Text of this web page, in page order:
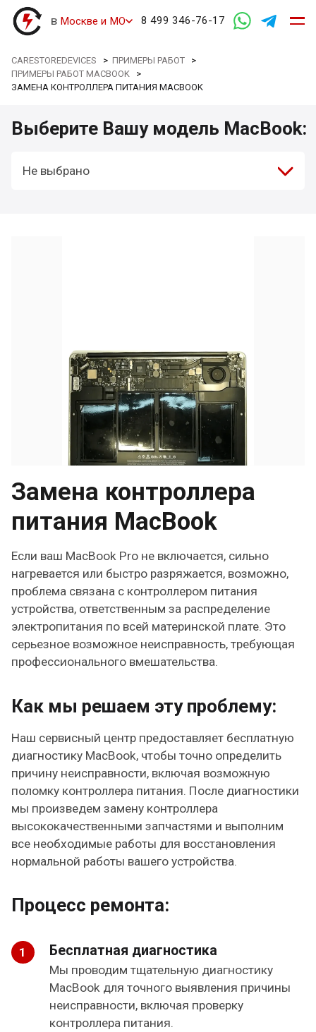
в Москве и МО 8 499 346-76-17
CARESTOREDEVICES >ПРИМЕРЫ РАБОТ >
ПРИМЕРЫ РАБОТ MACBOOK >
ЗАМЕНА КОНТРОЛЛЕРА ПИТАНИЯ MACBOOK
Выберите Вашу модель MacBook:
Не выбрано
Замена контроллера
питания MacBook
Если ваш MacBook Pro не включается, сильно
нагревается или быстро разряжается, возможно,
проблема связана с контроллером питания
устройства, ответственным за распределение
электропитания по всей материнской плате. Это
серьезное возможное неисправность, требующая
профессионального вмешательства.
Как мы решаем эту проблему:
Наш сервисный центр предоставляет бесплатную
диагностику MacBook, чтобы точно определить
причину неисправности, включая возможную
поломку контроллера питания. После диагностики
мы произведем замену контроллера
высококачественными запчастями и выполним
все необходимые работы для восстановления
нормальной работы вашего устройства.
Процесс ремонта:
Бесплатная диагностика
Мы проводим тщательную диагностику
MacBook для точного выявления причины
неисправности, включая проверку
контроллера питания.